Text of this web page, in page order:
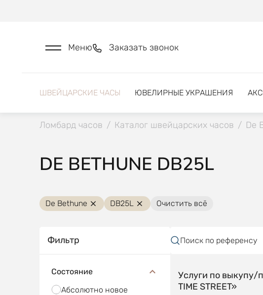
Меню Заказать звонок
ШВЕЙЦАРСКИЕ ЧАСЫ ЮВЕЛИРНЫЕ УКРАШЕНИЯ
Ломбард часов / Каталог швейцарских часов / De
DE BETHUNE DB25L
De Bethune DB25L Очистить всё
Фильтр
Состояние
Абсолютно новое
Поиск по референсу
Услуги по выкупу/
TIME STREET»